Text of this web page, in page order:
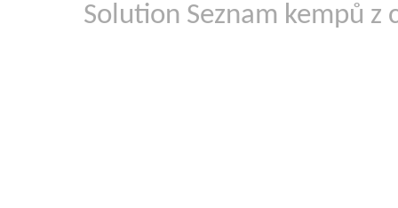
Solution Seznam kempů z